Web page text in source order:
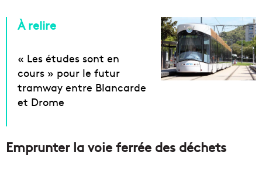
À relire
« Les études sont en
cours » pour le futur
tramway entre Blancarde
et Drome
Emprunter la voie ferrée des déchets